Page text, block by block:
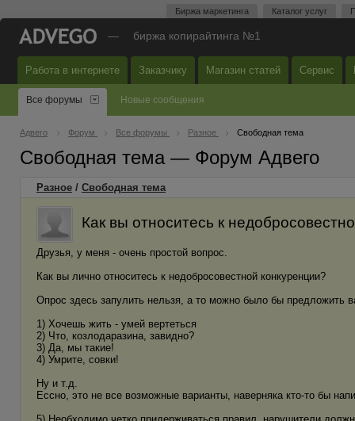
Биржа маркетинга Каталог услуг
— биржа копирайтинга №1
Работа в интернете Заказчику Магазин статей Сервис
Все форумы Новые сообщения
Адвего Форум Все форумы Разное Свободная тема
Свободная тема — Форум Адвего
Разное / Свободная тема
Как вы относитесь к
Друзья, у меня - очень простой вопрос.
Как вы лично относитесь к недобросовестной конкуренции?
Опрос здесь запулить нельзя, а то можно было бы предложить
1) Хочешь жить - умей вертеться
2) Что, козлодаразина, завидно?
3) Да, мы такие!
4) Умрите, совки!
Ну и т.д.
Ессно, это не все возможные варианты, наверняка кто-то бы